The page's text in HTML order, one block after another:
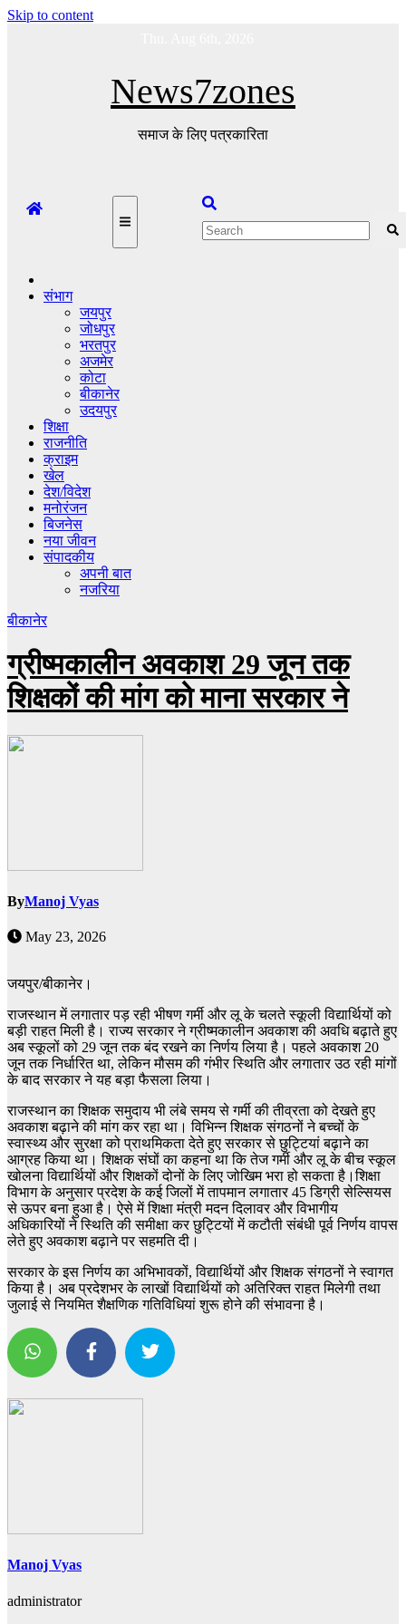
Skip to content
News7zones
समाज के लिए पत्रकारिता
संभाग
जयपुर
जोधपुर
भरतपुर
अजमेर
कोटा
बीकानेर
उदयपुर
शिक्षा
राजनीति
क्राइम
खेल
देश/विदेश
मनोरंजन
बिजनेस
नया जीवन
संपादकीय
अपनी बात
नजरिया
बीकानेर
ग्रीष्मकालीन अवकाश 29 जून तक
शिक्षकों की मांग को माना सरकार ने
ByManoj Vyas
May 23, 2026
जयपुर/बीकानेर।
राजस्थान में लगातार पड़ रही भीषण गर्मी और लू के चलते स्कूली विद्यार्थियों को
बड़ी राहत मिली है। राज्य सरकार ने ग्रीष्मकालीन अवकाश की अवधि बढ़ाते हुए
अब स्कूलों को 29 जून तक बंद रखने का निर्णय लिया है। पहले अवकाश 20
जून तक निर्धारित था, लेकिन मौसम की गंभीर स्थिति और लगातार उठ रही मांगों
के बाद सरकार ने यह बड़ा फैसला लिया।
राजस्थान का शिक्षक समुदाय भी लंबे समय से गर्मी की तीव्रता को देखते हुए
अवकाश बढ़ाने की मांग कर रहा था। विभिन्न शिक्षक संगठनों ने बच्चों के
स्वास्थ्य और सुरक्षा को प्राथमिकता देते हुए सरकार से छुट्टियां बढ़ाने का
आग्रह किया था। शिक्षक संघों का कहना था कि तेज गर्मी और लू के बीच स्कूल
खोलना विद्यार्थियों और शिक्षकों दोनों के लिए जोखिम भरा हो सकता है।शिक्षा
विभाग के अनुसार प्रदेश के कई जिलों में तापमान लगातार 45 डिग्री सेल्सियस
से ऊपर बना हुआ है। ऐसे में शिक्षा मंत्री मदन दिलावर और विभागीय
अधिकारियों ने स्थिति की समीक्षा कर छुट्टियों में कटौती संबंधी पूर्व निर्णय वापस
लेते हुए अवकाश बढ़ाने पर सहमति दी।
सरकार के इस निर्णय का अभिभावकों, विद्यार्थियों और शिक्षक संगठनों ने स्वागत
किया है। अब प्रदेशभर के लाखों विद्यार्थियों को अतिरिक्त राहत मिलेगी तथा
जुलाई से नियमित शैक्षणिक गतिविधियां शुरू होने की संभावना है।
Manoj Vyas
administrator